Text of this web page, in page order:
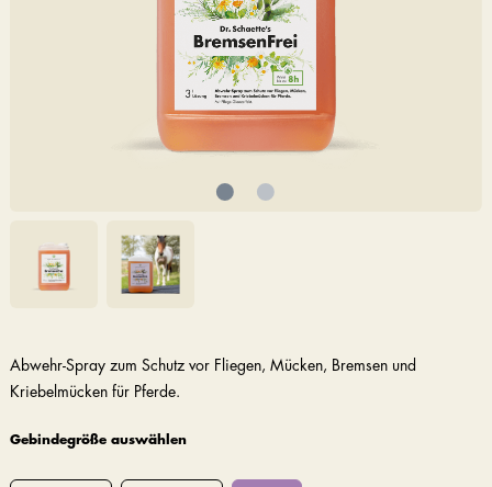
Abwehr-Spray zum Schutz vor Fliegen, Mücken, Bremsen und
Kriebelmücken für Pferde.
Gebindegröße auswählen